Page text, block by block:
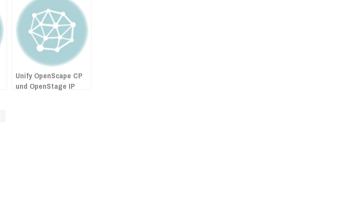
Unify OpenScape CP
und OpenStage IP